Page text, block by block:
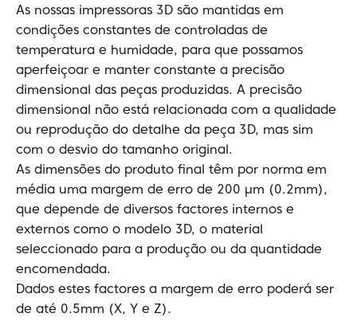
As nossas impressoras 3D são mantidas em
condições constantes de controladas de
temperatura e humidade, para que possamos
aperfeiçoar e manter constante a precisão
dimensional das peças produzidas. A precisão
dimensional não está relacionada com a qualidade
ou reprodução do detalhe da peça 3D, mas sim
com o desvio do tamanho original.
As dimensões do produto final têm por norma em
média uma margem de erro de 200 µm (0.2mm),
que depende de diversos factores internos e
externos como o modelo 3D, o material
seleccionado para a produção ou da quantidade
encomendada.
Dados estes factores a margem de erro poderá ser
de até 0.5mm (X, Y e Z).